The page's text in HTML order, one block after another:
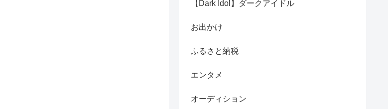
【Dark Idol】ダークアイドル
お出かけ
ふるさと納税
エンタメ
オーディション